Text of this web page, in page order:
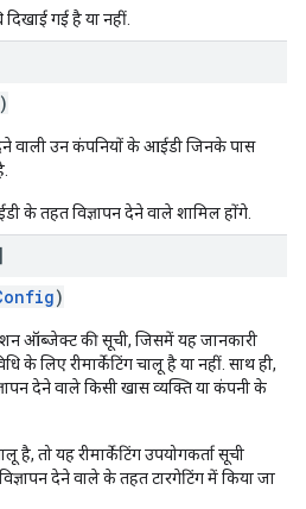
गई है या नहीं.
वाली उन कंपनियों के आईडी जिनके पास
के तहत विज्ञापन देने वाले शामिल होंगे.
)
ऑब्जेक्ट की सूची, जिसमें यह जानकारी
के लिए रीमार्केटिंग चालू है या नहीं. साथ ही,
देने वाले किसी खास व्यक्ति या कंपनी के
है, तो यह रीमार्केटिंग उपयोगकर्ता सूची
देने वाले के तहत टारगेटिंग में किया जा